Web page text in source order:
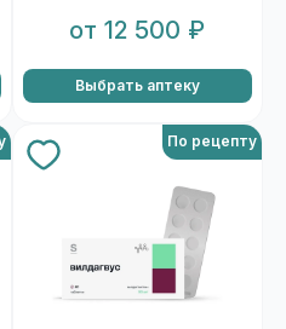
от 12 500 ₽
Выбрать аптеку
По рецепту